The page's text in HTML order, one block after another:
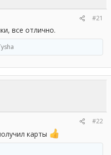
#21
все отлично.
#22
карты